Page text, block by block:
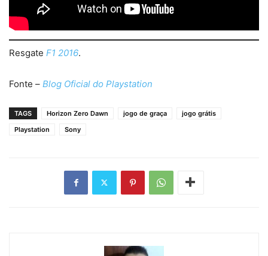
Resgate F1 2016.
Fonte – Blog Oficial do Playstation
TAGS Horizon Zero Dawn jogo de graça
jogo grátis
Playstation
Sony